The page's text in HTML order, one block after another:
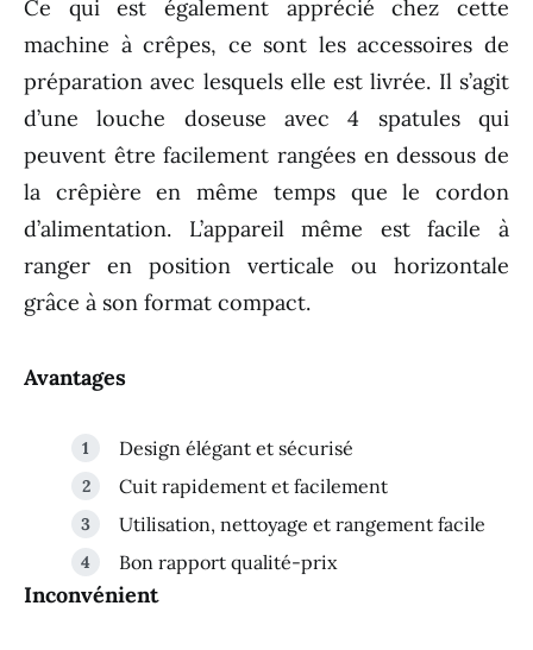
Ce qui est également apprécié chez cette
machine à crêpes, ce sont les accessoires de
préparation avec lesquels elle est livrée. Il s’agit
d’une louche doseuse avec 4 spatules qui
peuvent être facilement rangées en dessous de
la crêpière en même temps que le cordon
d’alimentation. L’appareil même est facile à
ranger en position verticale ou horizontale
grâce à son format compact.
Avantages
Design élégant et sécurisé
Cuit rapidement et facilement
Utilisation, nettoyage et rangement facile
Bon rapport qualité-prix
Inconvénient